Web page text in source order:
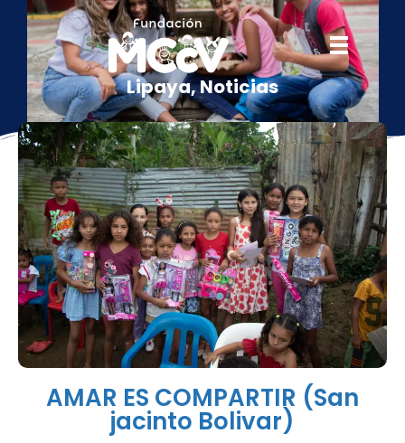
Lipaya,Noticias
AMAR ES COMPARTIR (San
jacinto Bolivar)